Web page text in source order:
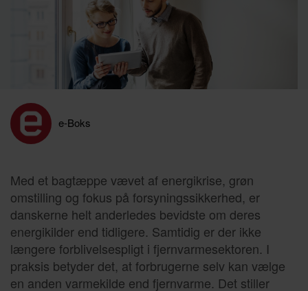
e-Boks
Med et bagtæppe vævet af energikrise, grøn
omstilling og fokus på forsyningssikkerhed, er
danskerne helt anderledes bevidste om deres
energikilder end tidligere. Samtidig er der ikke
længere forblivelsespligt i fjernvarmesektoren. I
praksis betyder det, at forbrugerne selv kan vælge
en anden varmekilde end fjernvarme. Det stiller